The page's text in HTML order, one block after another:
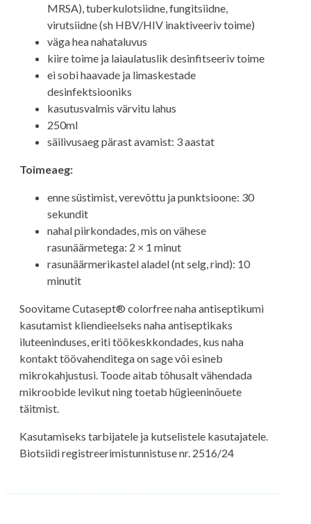
MRSA), tuberkulotsiidne, fungitsiidne,
virutsiidne (sh HBV/HIV inaktiveeriv toime)
väga hea nahataluvus
kiire toime ja laiaulatuslik desinfitseeriv toime
ei sobi haavade ja limaskestade
desinfektsiooniks
kasutusvalmis värvitu lahus
250ml
säilivusaeg pärast avamist: 3 aastat
Toimeaeg:
enne süstimist, verevõttu ja punktsioone: 30
sekundit
nahal piirkondades, mis on vähese
rasunäärmetega: 2 × 1 minut
rasunäärmerikastel aladel (nt selg, rind): 10
minutit
Soovitame Cutasept® colorfree naha antiseptikumi
kasutamist kliendieelseks naha antiseptikaks
iluteeninduses, eriti töökeskkondades, kus naha
kontakt töövahenditega on sage või esineb
mikrokahjustusi. Toode aitab tõhusalt vähendada
mikroobide levikut ning toetab hügieeninõuete
täitmist.
Kasutamiseks tarbijatele ja kutselistele kasutajatele.
Biotsiidi registreerimistunnistuse nr. 2516/24